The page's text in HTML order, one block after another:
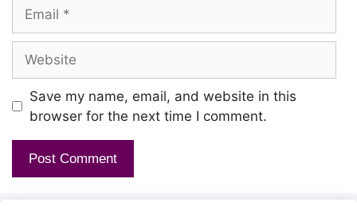
Kudai Saaithu Nee Pogindraai
Sollamaley Sollamaley
Un Kanagal En Medhu
Kal Veesudhey
Engayo Pathadhu Poley
Save my name, email, and website in this
browser for the next time I comment.